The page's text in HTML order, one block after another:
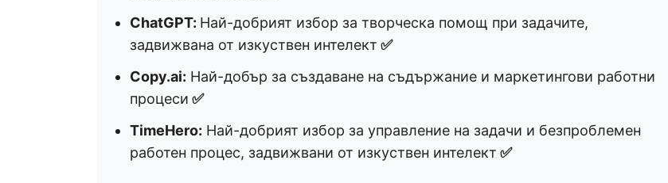
ChatGPT: Най-добрият избор за творческа помощ при задачите,
задвижвана от изкуствен интелект ✅
Copy.ai: Най-добър за създаване на съдържание и маркетингови работни
процеси ✅
TimeHero: Най-добрият избор за управление на задачи и безпроблемен
работен процес, задвижвани от изкуствен интелект ✅